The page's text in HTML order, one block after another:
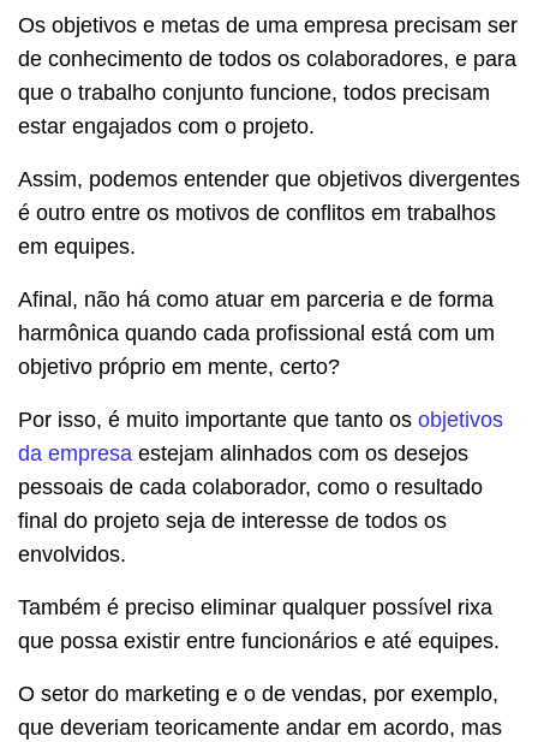
Os objetivos e metas de uma empresa precisam ser
de conhecimento de todos os colaboradores, e para
que o trabalho conjunto funcione, todos precisam
estar engajados com o projeto.
Assim, podemos entender que objetivos divergentes
é outro entre os motivos de conflitos em trabalhos
em equipes.
Afinal, não há como atuar em parceria e de forma
harmônica quando cada profissional está com um
objetivo próprio em mente, certo?
Por isso, é muito importante que tanto os objetivos
da empresa estejam alinhados com os desejos
pessoais de cada colaborador, como o resultado
final do projeto seja de interesse de todos os
envolvidos.
Também é preciso eliminar qualquer possível rixa
que possa existir entre funcionários e até equipes.
O setor do marketing e o de vendas, por exemplo,
que deveriam teoricamente andar em acordo, mas